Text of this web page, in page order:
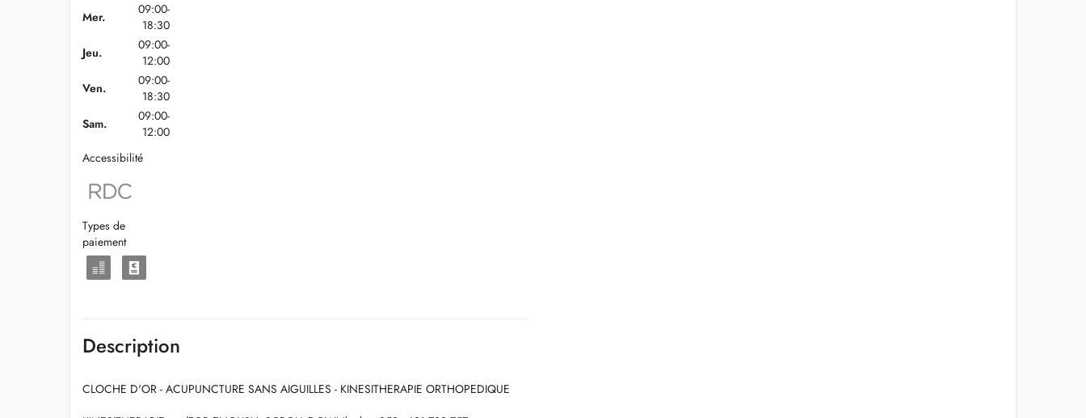
Mer.
09:00-
18:30
Jeu.
09:00-
12:00
Ven.
09:00-
18:30
Sam.
09:00-
12:00
Accessibilité
Types de
paiement
Description
CLOCHE D'OR - ACUPUNCTURE SANS AIGUILLES - KINESITHERAPIE ORTHOPEDIQUE